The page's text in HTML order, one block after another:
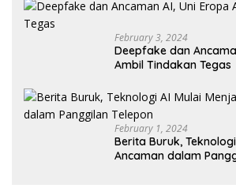
February 3, 2024
Deepfake dan
Ambil Tindakan Tegas
February 1, 2024
Berita Buruk,
Ancaman dalam